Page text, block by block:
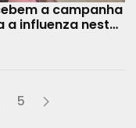
a campanha
a influenza neste
5